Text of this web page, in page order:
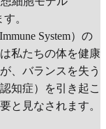
。
System）の
私たちの体を健康
、バランスを失う
知症）を引き起こ
と見なされます。